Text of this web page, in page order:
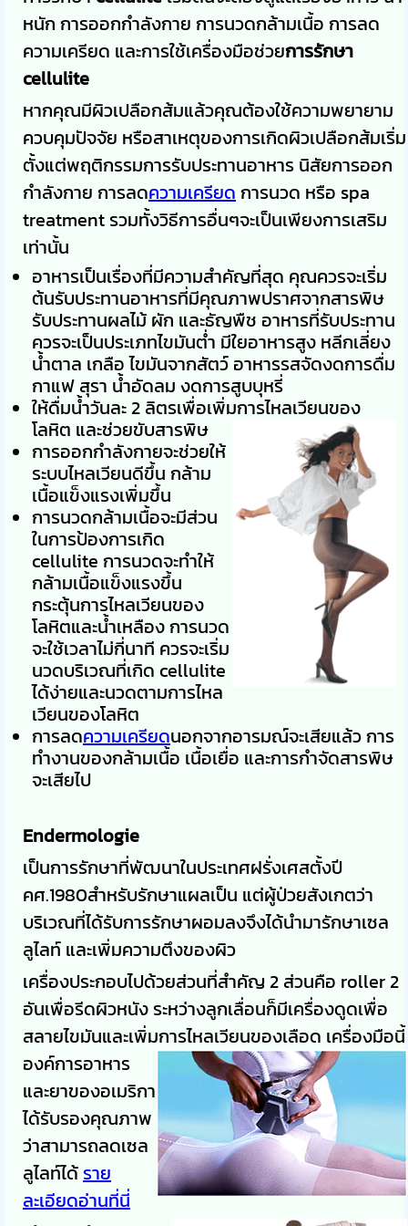
หนัก การออกกำลังกาย การนวดกล้ามเนื้อ การลด
ความเครียด และการใช้เครื่องมือช่วยการรักษา
cellulite
หากคุณมีผิวเปลือกส้มแล้วคุณต้องใช้ความพยายาม
ควบคุมปัจจัย หรือสาเหตุของการเกิดผิวเปลือกส้มเริ่ม
ตั้งแต่พฤติกรรมการรับประทานอาหาร นิสัยการออก
กำลังกาย การลดความเครียด การนวด หรือ spa
treatment รวมทั้งวิธีการอื่นๆจะเป็นเพียงการเสริม
เท่านั้น
อาหารเป็นเรื่องที่มีความสำคัญที่สุด คุณควรจะเริ่ม
ต้นรับประทานอาหารที่มีคุณภาพปราศจากสารพิษ
รับประทานผลไม้ ผัก และธัญพืช อาหารที่รับประทาน
ควรจะเป็นประเภทไขมันต่ำ มีใยอาหารสูง หลีกเลี่ยง
น้ำตาล เกลือ ไขมันจากสัตว์ อาหารรสจัดงดการดื่ม
กาแฟ สุรา น้ำอัดลม งดการสูบบุหรี่
ให้ดื่มน้ำวันละ 2 ลิตรเพื่อเพิ่มการไหลเวียนของ
โลหิต และช่วยขับสารพิษ
การออกกำลังกายจะช่วยให้
ระบบไหลเวียนดีขึ้น กล้าม
เนื้อแข็งแรงเพิ่มขึ้น
การนวดกล้ามเนื้อจะมีส่วน
ในการป้องการเกิด
cellulite การนวดจะทำให้
กล้ามเนื้อแข็งแรงขึ้น
กระตุ้นการไหลเวียนของ
โลหิตและน้ำเหลือง การนวด
จะใช้เวลาไม่กี่นาที ควรจะเริ่ม
นวดบริเวณที่เกิด cellulite
ได้ง่ายและนวดตามการไหล
เวียนของโลหิต
การลดความเครียดนอกจากอารมณ์จะเสียแล้ว การ
ทำงานของกล้ามเนื้อ เนื้อเยื่อ และการกำจัดสารพิษ
จะเสียไป
Endermologie
เป็นการรักษาที่พัฒนาในประเทศฝรั่งเศสตั้งปี
คศ.1980สำหรับรักษาแผลเป็น แต่ผู้ป่วยสังเกตว่า
บริเวณที่ได้รับการรักษาผอมลงจึงได้นำมารักษาเซล
ลูไลท์ และเพิ่มความตึงของผิว
เครื่องประกอบไปด้วยส่วนที่สำคัญ 2 ส่วนคือ roller2
อันเพื่อรีดผิวหนัง ระหว่างลูกเลื่อนก็มีเครื่องดูดเพื่อ
สลายไขมันและเพิ่มการไหลเวียนของเลือด เครื่องมือนี้
องค์การอาหาร
และยาของอเมริกา
ได้รับรองคุณภาพ
ว่าสามารถลดเซล
ลูไลท์ได้ ราย
ละเอียดอ่านที่นี่